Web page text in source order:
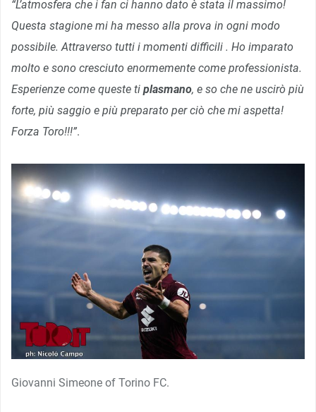
“L’atmosfera che i fan ci hanno dato è stata il massimo!
Questa stagione mi ha messo alla prova in ogni modo
possibile. Attraverso tutti i momenti difficili . Ho imparato
molto e sono cresciuto enormemente come professionista.
Esperienze come queste ti plasmano, e so che ne uscirò più
forte, più saggio e più preparato per ciò che mi aspetta!
Forza Toro!!!”.
Giovanni Simeone of Torino FC.